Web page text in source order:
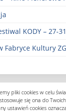
KODY – 27-
Fabryce Kultury
pliki cookies w celu
się ona do
ustawień cookies